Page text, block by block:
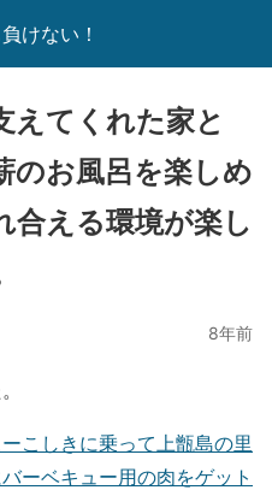
けない！
えてくれた家と
のお風呂を楽しめ
合える環境が楽し
8年前
こしきに乗って上甑島の里
ーベキュー用の肉をゲット